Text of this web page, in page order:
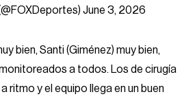
June 3, 2026
bien, Santi (Giménez) muy bien,
a todos. Los de cirugía
ritmo y el equipo llega en un buen